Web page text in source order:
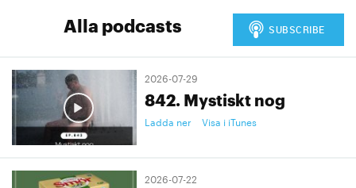
Alla podcasts
2026-07-29
842. Mystiskt nog
Ladda ner Visa i iTunes
2026-07-22